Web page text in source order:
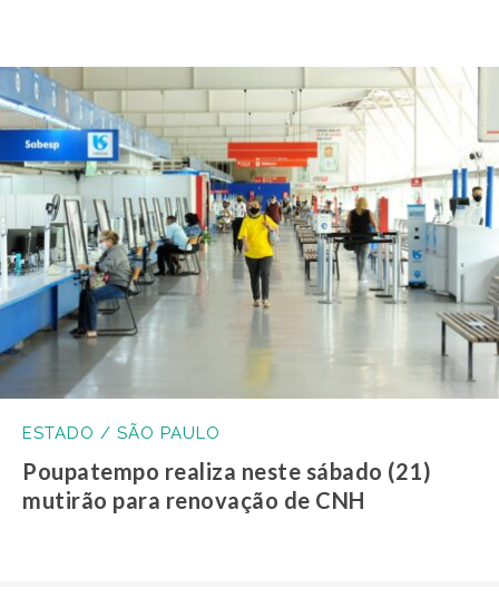
ESTADO / SÃO PAULO
Poupatempo realiza neste sábado (21)
mutirão para renovação de CNH